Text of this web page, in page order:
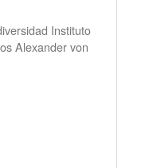
Instituto
Alexander von